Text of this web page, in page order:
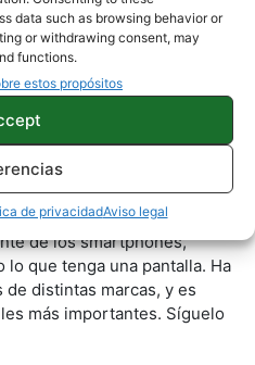
data such as browsing behavior or
or withdrawing consent, may
functions.
estos propósitos
de privacidadAviso legal
ProAndroid desde 2020.
y especializado en
pequeño vive por y para
a la última y es redactor sobre
de los smartphones,
que tenga una pantalla. Ha
de distintas marcas, y es
más importantes. Síguelo